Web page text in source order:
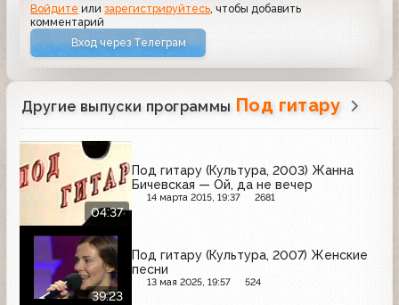
Войдите илизарегистрируйтесь , чтобы добавить
комментарий
Вход через Телеграм
Другие выпуски программы Под гитару
04:37
Под гитару (Культура, 2003) Жанна
Бичевская — Ой, да не вечер
14 марта 2015, 19:37 2681
39:23
Под гитару (Культура, 2007) Женские
песни
13 мая 2025, 19:57 524